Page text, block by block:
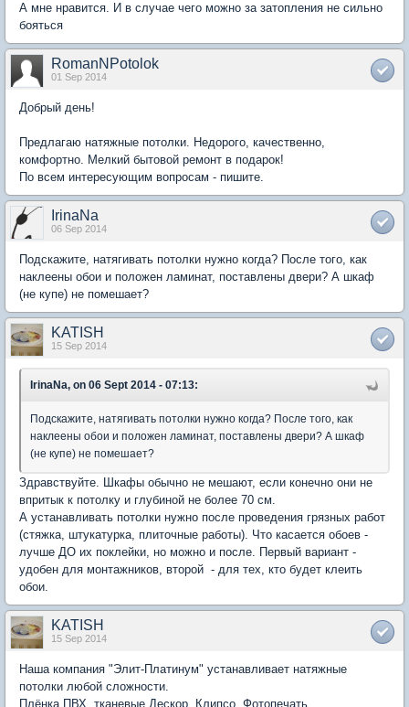
А мне нравится. И в случае чего можно за затопления не сильно
бояться
RomanNPotolok
01 Sep 2014
Добрый день!
Предлагаю натяжные потолки. Недорого, качественно,
комфортно. Мелкий бытовой ремонт в подарок!
По всем интересующим вопросам - пишите.
IrinaNa
06 Sep 2014
Подскажите, натягивать потолки нужно когда? После того, как
наклеены обои и положен ламинат, поставлены двери? А шкаф
(не купе) не помешает?
KATISH
15 Sep 2014
IrinaNa, on 06 Sept 2014 - 07:13:
Подскажите, натягивать потолки нужно когда? После того, как
наклеены обои и положен ламинат, поставлены двери? А шкаф
(не купе) не помешает?
Здравствуйте. Шкафы обычно не мешают, если конечно они не
впритык к потолку и глубиной не более 70 см.
А устанавливать потолки нужно после проведения грязных работ
(стяжка, штукатурка, плиточные работы). Что касается обоев -
лучше ДО их поклейки, но можно и после. Первый вариант -
удобен для монтажников, второй - для тех, кто будет клеить
обои.
KATISH
15 Sep 2014
Наша компания "Элит-Платинум" устанавливает натяжные
потолки любой сложности.
Плёнка ПВХ, тканевые Дескор, Клипсо, Фотопечать,